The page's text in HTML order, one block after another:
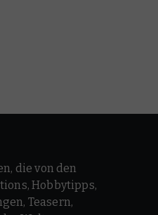
die von den
Hobbytipps,
Teasern,